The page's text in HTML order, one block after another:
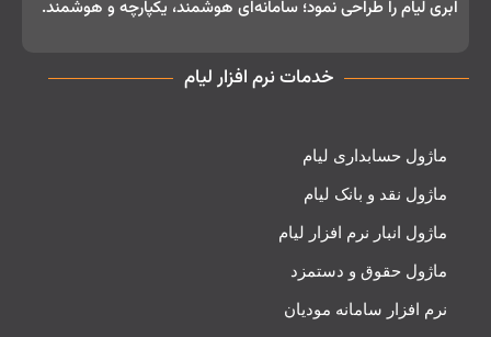
ابری لیام را طراحی نمود؛ سامانه‌ای هوشمند، یکپارچه و هوشمند.
خدمات نرم افزار لیام
ماژول حسابداری لیام
ماژول نقد و بانک لیام
ماژول انبار نرم افزار لیام
ماژول حقوق و دستمزد
نرم افزار سامانه مودیان